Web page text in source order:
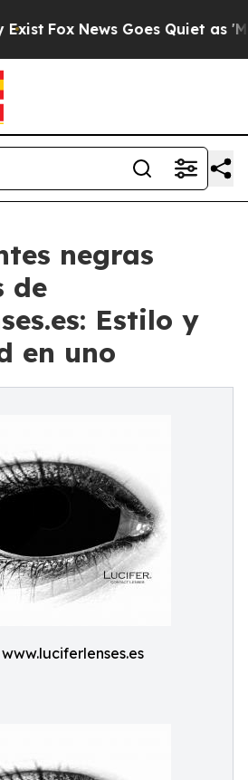
Fox News Goes Quiet as 'Maga
negras
de
Estilo y
en uno